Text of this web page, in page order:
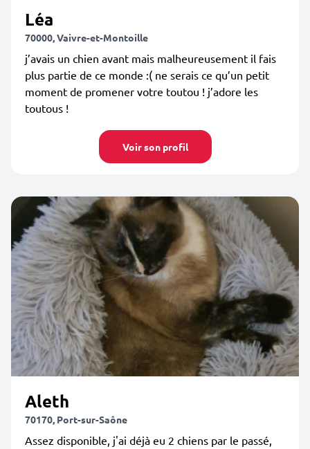
Léa
70000, Vaivre-et-Montoille
j’avais un chien avant mais malheureusement il fais
plus partie de ce monde :( ne serais ce qu’un petit
moment de promener votre toutou ! j’adore les
toutous !
Voir son profil
Aleth
70170, Port-sur-Saône
Assez disponible, j'ai déjà eu 2 chiens par le passé,